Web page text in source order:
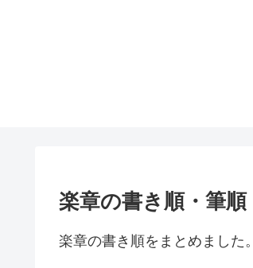
楽章の書き順・筆順
楽章の書き順をまとめました。